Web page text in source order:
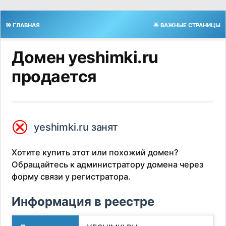
🎯 ГЛАВНАЯ 🌟 ВАЖНЫЕ СТРАНИЦЫ
Домен yeshimki.ru
продается
⮿ yeshimki.ru занят
Хотите купить этот или похожий домен?
Обращайтесь к администратору домена через
форму связи у регистратора.
Информация в реестре